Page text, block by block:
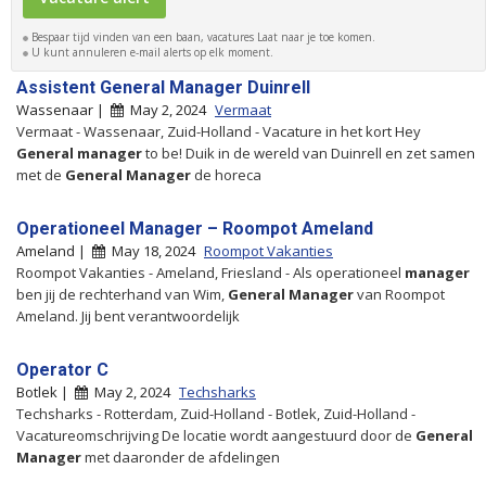
Bespaar tijd vinden van een baan, vacatures Laat naar je toe komen.
U kunt annuleren e-mail alerts op elk moment.
Assistent General Manager Duinrell
Wassenaar | May 2, 2024 Vermaat
Vermaat - Wassenaar, Zuid-Holland - Vacature in het kort Hey
General managerto be! Duik in de wereld van Duinrell en zet samen
met de General Manager de horeca
Operationeel Manager – Roompot Ameland
Ameland | May 18, 2024 Roompot Vakanties
Roompot Vakanties - Ameland, Friesland - Als operationeel manager
ben jij de rechterhand van Wim, General Managervan Roompot
Ameland. Jij bent verantwoordelijk
Operator C
Botlek | May 2, 2024 Techsharks
Techsharks - Rotterdam, Zuid-Holland - Botlek, Zuid-Holland -
Vacatureomschrijving De locatie wordt aangestuurd door de General
Managermet daaronder de afdelingen